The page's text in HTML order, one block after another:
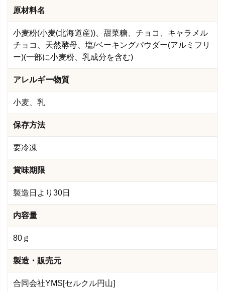
原材料名
小麦粉(小麦(北海道産))、甜菜糖、チョコ、キャラメル
チョコ、天然酵母、塩/ベーキングパウダー(アルミフリ
ー)(一部に小麦粉、乳成分を含む)
アレルギー物質
小麦、乳
保存方法
要冷凍
賞味期限
製造日より30日
内容量
80ｇ
製造・販売元
合同会社YMS[セルクル円山]